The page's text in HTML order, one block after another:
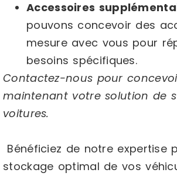
Accessoires
pouvons concevoir des
mesure avec vous pour
besoins spécifiques.
Contactez-nous pour
maintenant votre solution de
voitures.
Bénéficiez de notre expertise
stockage optimal de vos